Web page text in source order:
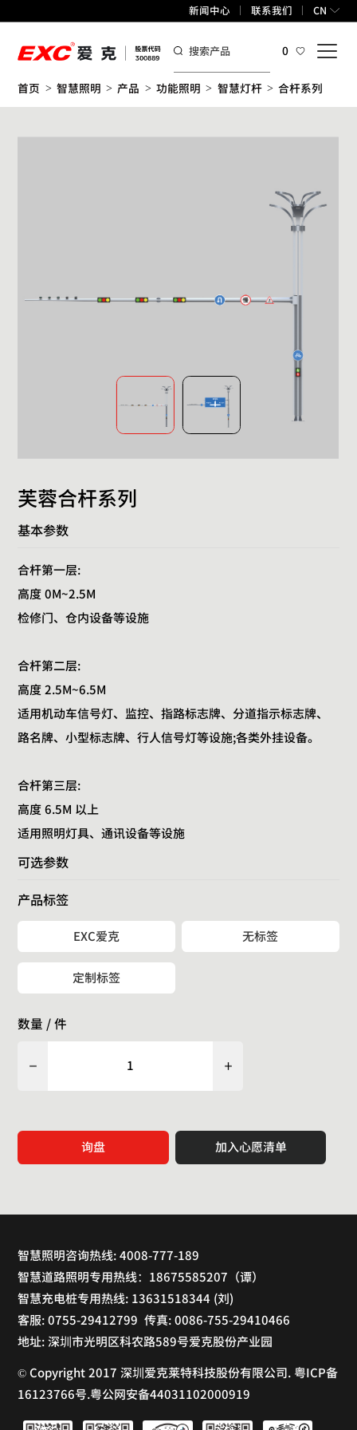
新闻中心 联系我们 CN
0
首页 > 智慧照明 > 产品 > 功能照明 > 智慧灯杆 > 合杆系列
芙蓉合杆系列
基本参数
合杆第一层:
高度 0M~2.5M
检修门、仓内设备等设施
合杆第二层:
高度 2.5M~6.5M
适用机动车信号灯、监控、指路标志牌、分道指示标志牌、
路名牌、小型标志牌、行人信号灯等设施;各类外挂设备。
合杆第三层:
高度 6.5M 以上
适用照明灯具、通讯设备等设施
可选参数
产品标签
EXC爱克
无标签
定制标签
数量 / 件
询盘 加入心愿清单
智慧照明咨询热线: 4008-777-189
智慧道路照明专用热线：18675585207（谭）
智慧充电桩专用热线: 13631518344 (刘)
客服: 0755-29412799 传真: 0086-755-29410466
地址: 深圳市光明区科农路589号爱克股份产业园
© Copyright 2017 深圳爱克莱特科技股份有限公司. 粤ICP备
16123766号.粤公网安备44031102000919